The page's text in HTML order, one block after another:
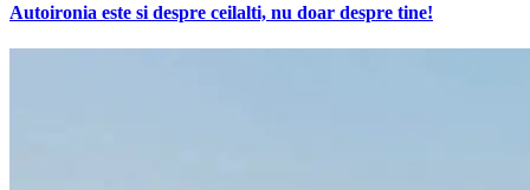
Autoironia este si despre ceilalti, nu doar despre tine!